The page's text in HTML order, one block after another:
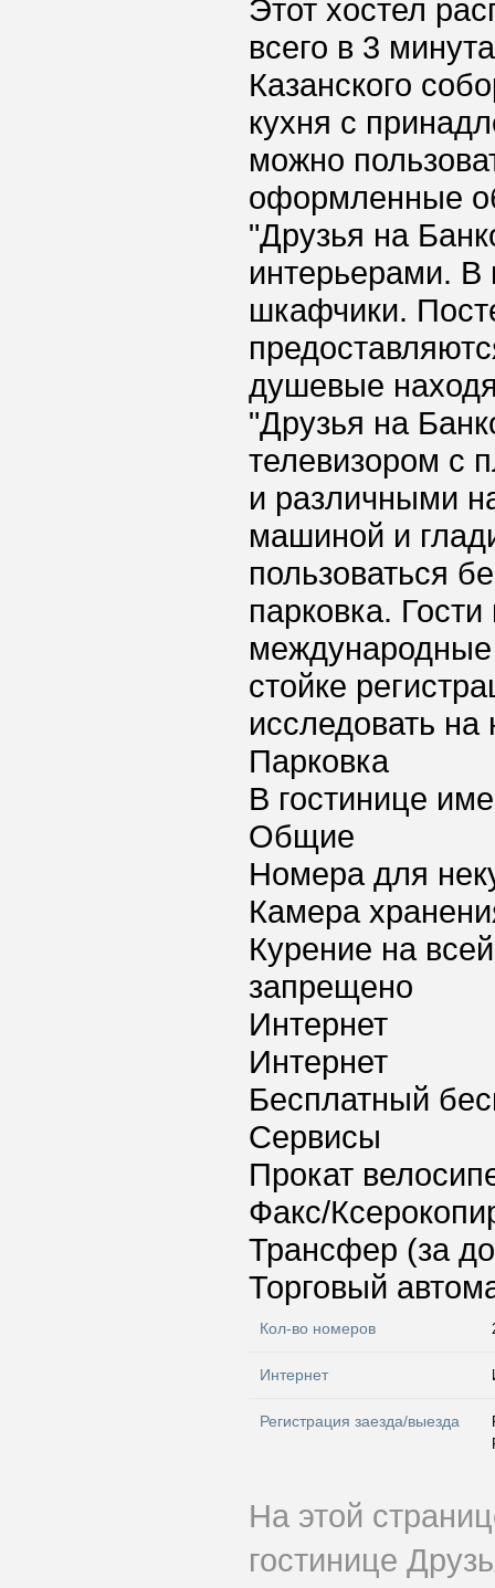
Этот хостел
всего в 3
Казанского
кухня с
можно
оформленные
"Друзья на
интерьерами. В
шкафчики.
душевые
"Друзья на
телевизором с
и различными
машиной и
пользоваться
парковка.
стойке
исследовать на
Парковка
В гостинице
Общие
Номера для
Камера
Курение на
запрещено
Интернет
Интернет
Бесплатный
Сервисы
Прокат
Факс/
Трансфер (за
Торговый
Кол-во номеров
Интернет
Регистрация заезда/выезда
На этой
гостинице